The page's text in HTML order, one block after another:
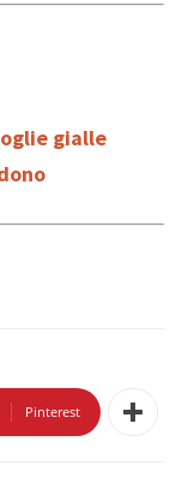
gialle
Pinterest